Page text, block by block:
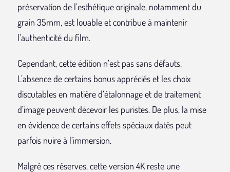
préservation de l’esthétique originale, notamment du
grain 35mm, est louable et contribue à maintenir
l’authenticité du film.
Cependant, cette édition n’est pas sans défauts.
L’absence de certains bonus appréciés et les choix
discutables en matière d’étalonnage et de traitement
d’image peuvent décevoir les puristes. De plus, la mise
en évidence de certains effets spéciaux datés peut
parfois nuire à l’immersion.
Malgré ces réserves, cette version 4K reste une